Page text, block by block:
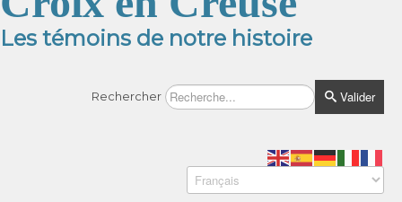
Les témoins de notre histoire
Rechercher Valider